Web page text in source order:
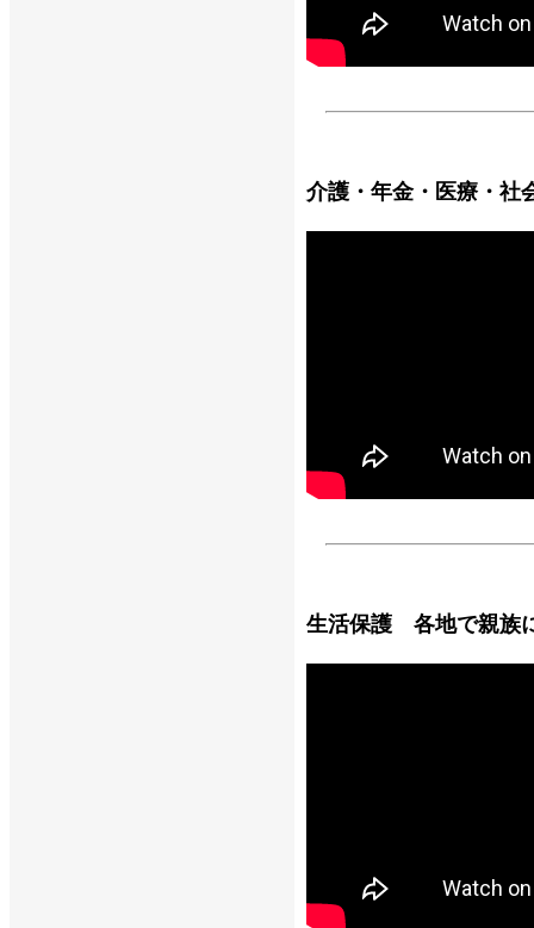
介護・年金・医療・社
生活保護 各地で親族